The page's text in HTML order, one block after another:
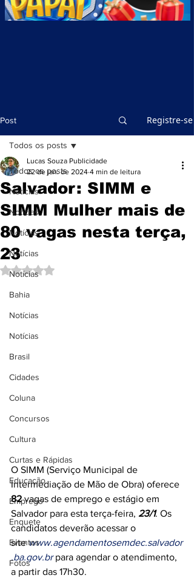
Post Registre-se
Todos os posts
Notícias
Notícias
Notícias
Notícias
Notícias
Bahia
Notícias
Notícias
Brasil
Cidades
Coluna
Concursos
Cultura
Curtas e Rápidas
Educação
Emprego
Enquete
Eventos
Fotos
Todos os posts
Salvador: SIMM e
SIMM Mulher mais de
80 vagas nesta terça,
23
Lucas Souza Publicidade
22 de jan. de 2024 4 min de leitura
Avaliado com NaN de 5 estrelas.
O SIMM (Serviço Municipal de
Intermediação de Mão de Obra) oferece
82 vagas de emprego e estágio em
Salvador para esta terça-feira, 23/1. Os
candidatos deverão acessar o
site www.agendamentosemdec.salvador
.ba.gov.br para agendar o atendimento,
a partir das 17h30.